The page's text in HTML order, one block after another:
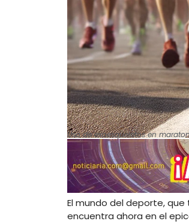
Uso de exoesqueletos en
El mundo del deporte,
encuentra ahora en el